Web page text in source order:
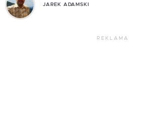
JAREK ADAMSKI
REKLAMA